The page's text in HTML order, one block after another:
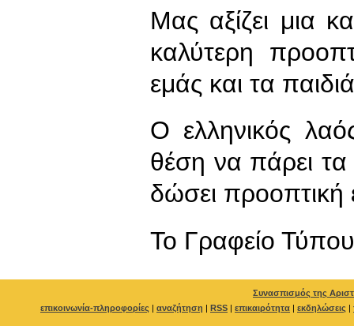
Μας αξίζει μια
καλύτερη
εμάς και τα
Ο ελληνικός
θέση να πάρει
δώσει προοπτική
To Γραφείο Τύπου
Συνασπισμός της
επικοινωνία-πληροφορίες | αναζήτηση | RSS | επικαιρότητα | εκδηλώσεις |